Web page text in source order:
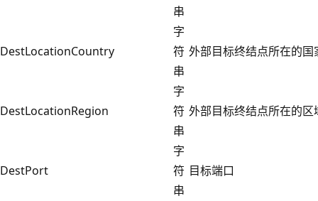
串
DestLocationCountry
字
符
串
外部目标终结点所在的
DestLocationRegion
字
符
串
外部目标终结点所在的区
DestPort
字
符
串
目标端口